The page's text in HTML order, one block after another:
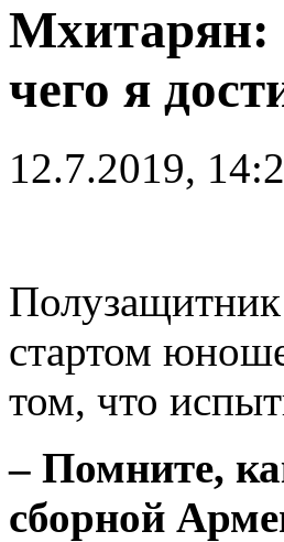
Мхитарян:
чего я
12.7.2019,
стартом
том, что
– Помните,
сборной